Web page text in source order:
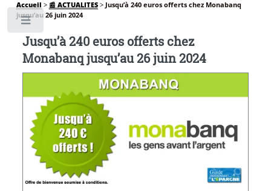
Accueil > 📰 ACTUALITES> Jusqu’à 240 euros offerts chez Monabanq
jusqu’au 26 juin 2024
Jusqu’à 240 euros offerts chez
Monabanq jusqu’au 26 juin 2024
Toggle